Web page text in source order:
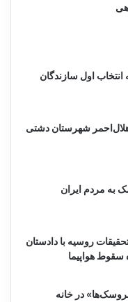
انتخاب اول سازندگان
هلال‌احمر شهرستان دشتی
به مردم ایران
روسیه با دادستان
سقوط هواپیما
در خانه